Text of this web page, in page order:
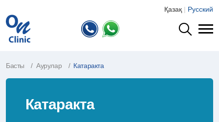
Қазақ | Русский
Басты Аурулар Катаракта
Катаракта